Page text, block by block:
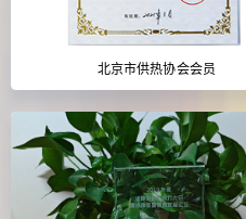
北京市供热协会会员